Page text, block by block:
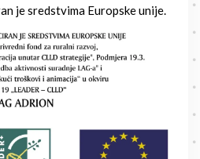
je sredstvima Europske unije.